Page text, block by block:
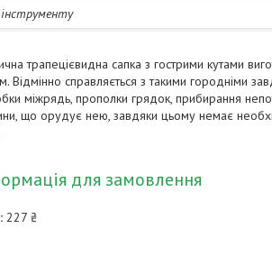
інструменту
трапецієвидна сапка з гострими кутами
Відмінно справляється з такими городніми
міжрядь, прополки грядок, прибирання
що орудує нею, завдяки цьому немає
для замовлення
227 ₴